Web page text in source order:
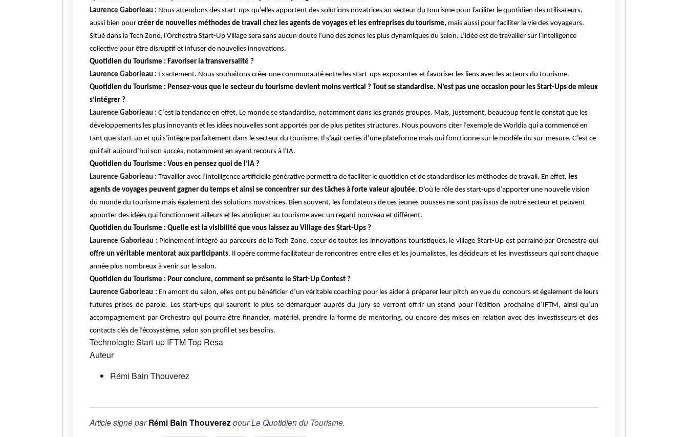
Laurence Gaborieau : Nous attendons des start-ups qu’elles apportent des solutions novatrices au secteur du tourisme pour faciliter le quotidien des utilisateurs,
aussi bien pour créer de nouvelles méthodes de travail chez les agents de voyages et les entreprises du tourisme, mais aussi pour faciliter la vie des voyageurs.
Situé dans la Tech Zone, l’Orchestra Start-Up Village sera sans aucun doute l’une des zones les plus dynamiques du salon. L’idée est de travailler sur l’intelligence
collective pour être disruptif et infuser de nouvelles innovations.
Quotidien du Tourisme : Favoriser la transversalité ?
Laurence Gaborieau : Exactement. Nous souhaitons créer une communauté entre les start-ups exposantes et favoriser les liens avec les acteurs du tourisme.
Quotidien du Tourisme : Pensez-vous que le secteur du tourisme devient moins vertical ? Tout se standardise. N’est pas une occasion pour les Start-Ups de mieux
s’intégrer ?
Laurence Gaborieau : C’est la tendance en effet. Le monde se standardise, notamment dans les grands groupes. Mais, justement, beaucoup font le constat que les
développements les plus innovants et les idées nouvelles sont apportés par de plus petites structures. Nous pouvons citer l’exemple de Worldia qui a commencé en
tant que start-up et qui s’intègre parfaitement dans le secteur du tourisme. Il s’agit certes d’une plateforme mais qui fonctionne sur le modèle du sur-mesure. C’est ce
qui fait aujourd’hui son succès, notamment en ayant recours à l’IA.
Quotidien du Tourisme : Vous en pensez quoi de l’IA ?
Laurence Gaborieau : Travailler avec l’intelligence artificielle générative permettra de faciliter le quotidien et de standardiser les méthodes de travail. En effet, les
agents de voyages peuvent gagner du temps et ainsi se concentrer sur des tâches à forte valeur ajoutée. D’où le rôle des start-ups d’apporter une nouvelle vision
du monde du tourisme mais également des solutions novatrices. Bien souvent, les fondateurs de ces jeunes pousses ne sont pas issus de notre secteur et peuvent
apporter des idées qui fonctionnent ailleurs et les appliquer au tourisme avec un regard nouveau et différent.
Quotidien du Tourisme : Quelle est la visibilité que vous laissez au Village des Start-Ups ?
Laurence Gaborieau : Pleinement intégré au parcours de la Tech Zone, cœur de toutes les innovations touristiques, le village Start-Up est parrainé par Orchestra qui
offre un véritable mentorat aux participants. Il opère comme facilitateur de rencontres entre elles et les journalistes, les décideurs et les investisseurs qui sont chaque
année plus nombreux à venir sur le salon.
Quotidien du Tourisme : Pour conclure, comment se présente le Start-Up Contest ?
Laurence Gaborieau : En amont du salon, elles ont pu bénéficier d’un véritable coaching pour les aider à préparer leur pitch en vue du concours et également de leurs
futures prises de parole. Les start-ups qui sauront le plus se démarquer auprès du jury se verront offrir un stand pour l’édition prochaine d’IFTM, ainsi qu’un
accompagnement par Orchestra qui pourra être financier, matériel, prendre la forme de mentoring, ou encore des mises en relation avec des investisseurs et des
contacts clés de l’écosystème, selon son profil et ses besoins.
TechnologieStart-up IFTM Top Resa
Auteur
Rémi Bain Thouverez
Article signé parRémi Bain ThouverezpourLe Quotidien du Tourisme.